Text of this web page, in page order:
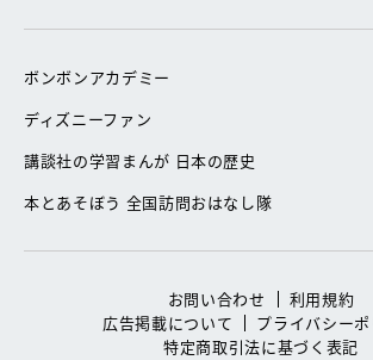
ボンボンアカデミー
ディズニーファン
講談社の学習まんが 日本の歴史
本とあそぼう 全国訪問おはなし隊
お問い合わせ
利用規約
広告掲載について
プライバシー
特定商取引法に基づく表記